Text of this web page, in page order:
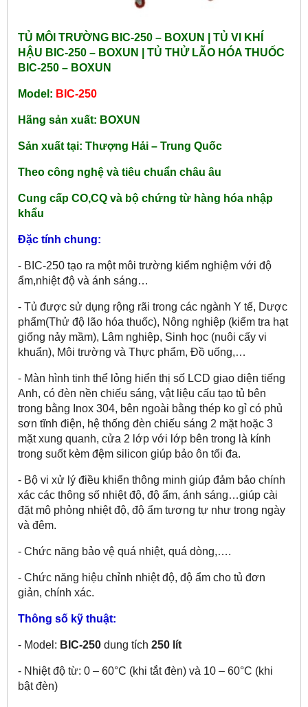
TỦ MÔI TRƯỜNG BIC-250 – BOXUN | TỦ VI KHÍ
HẬU BIC-250 – BOXUN | TỦ THỬ LÃO HÓA THUỐC
BIC-250 – BOXUN
Model: BIC-250
Hãng sản xuất: BOXUN
Sản xuất tại: Thượng Hải – Trung Quốc
Theo công nghệ và tiêu chuẩn châu âu
Cung cấp CO,CQ và bộ chứng từ hàng hóa nhập
khẩu
Đặc tính chung:
- BIC-250 tạo ra một môi trường kiểm nghiệm với độ
ẩm,nhiệt độ và ánh sáng…
- Tủ được sử dụng rộng rãi trong các ngành Y tế, Dược
phẩm(Thử độ lão hóa thuốc), Nông nghiệp (kiểm tra hạt
giống nảy mầm), Lâm nghiệp, Sinh học (nuôi cấy vi
khuẩn), Môi trường và Thực phẩm, Đồ uống,…
- Màn hình tinh thể lỏng hiển thị số LCD giao diện tiếng
Anh, có đèn nền chiếu sáng, vật liệu cấu tạo tủ bên
trong bằng Inox 304, bên ngoài bằng thép ko gỉ có phủ
sơn tĩnh điện, hệ thống đèn chiếu sáng 2 mặt hoặc 3
mặt xung quanh, cửa 2 lớp với lớp bên trong là kính
trong suốt kèm đệm silicon giúp bảo ôn tối đa.
- Bộ vi xử lý điều khiển thông minh giúp đảm bảo chính
xác các thông số nhiệt độ, độ ẩm, ánh sáng…giúp cài
đặt mô phỏng nhiệt độ, độ ẩm tương tự như trong ngày
và đêm.
- Chức năng bảo vệ quá nhiệt, quá dòng,….
- Chức năng hiệu chỉnh nhiệt độ, độ ẩm cho tủ đơn
giản, chính xác.
Thông số kỹ thuật:
- Model: BIC-250 dung tích 250 lít
- Nhiệt độ từ: 0 – 60°C (khi tắt đèn) và 10 – 60°C (khi
bật đèn)